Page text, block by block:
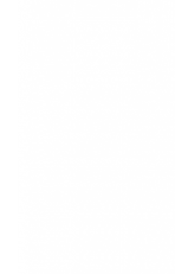
Agende,
Hartie si articole
Bibliorafturi,
Capsatoare,